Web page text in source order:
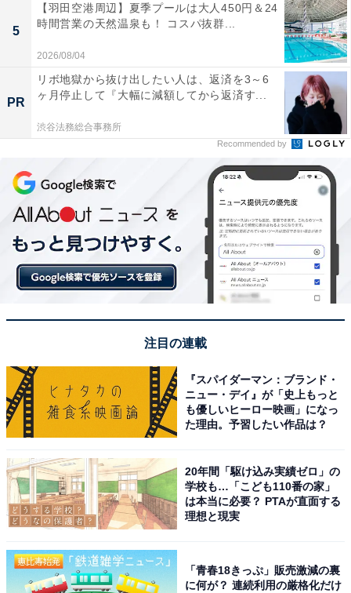
5
【羽田空港周辺】夏季プールは大人450円＆24
時間営業の天然温泉も！ コスパ抜群...
2026/08/04
PR
リボ地獄から抜け出したい人は、返済を3～6
ヶ月停止して『大幅に減額してから返済す...
渋谷法務総合事務所
Recommended by
注目の連載
『スパイダーマン：ブランド・
ニュー・デイ』が「史上もっと
も優しいヒーロー映画」になっ
た理由。予習したい作品は？
20年間「駆け込み実績ゼロ」の
学校も…「こども110番の家」
は本当に必要？ PTAが直面する
理想と現実
「青春18きっぷ」販売激減の裏
に何が？ 連続利用の厳格化だけ